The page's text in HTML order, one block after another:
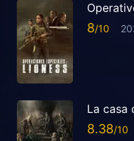
8
La casa
8.38